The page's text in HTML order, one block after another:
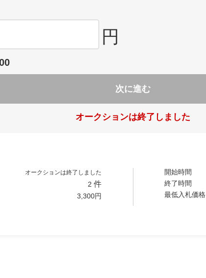
円
次に進む
オークションは終了しました
オークションは終了しました
2 件
3,300円
開始時間
終了時間
最低入札価格